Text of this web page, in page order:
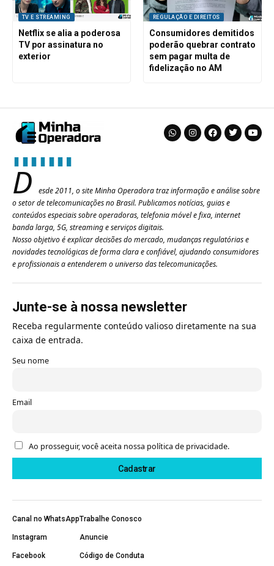
TV E STREAMING
Netflix se alia a poderosa
TV por assinatura no
exterior
REGULAÇÃO E DIREITOS
Consumidores demitidos
poderão quebrar contrato
sem pagar multa de
fidelização no AM
D
esde 2011, o site Minha Operadora traz informação e análise sobre
o setor de telecomunicações no Brasil. Publicamos notícias, guias e
conteúdos especiais sobre operadoras, telefonia móvel e fixa, internet
banda larga, 5G, streaming e serviços digitais.
Nosso objetivo é explicar decisões do mercado, mudanças regulatórias e
novidades tecnológicas de forma clara e confiável, ajudando consumidores
e profissionais a entenderem o universo das telecomunicações.
Junte-se à nossa newsletter
Receba regularmente conteúdo valioso diretamente na sua
caixa de entrada.
Seu nome
Email
Ao prosseguir, você aceita nossa política de privacidade.
Canal no WhatsApp
Instagram
Facebook
Trabalhe Conosco
Anuncie
Código de Conduta